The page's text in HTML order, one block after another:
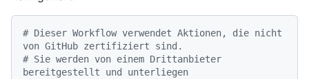
# Dieser Workflow verwendet Aktionen, die nicht
von GitHub zertifiziert sind.
# Sie werden von einem Drittanbieter
bereitgestellt und unterliegen